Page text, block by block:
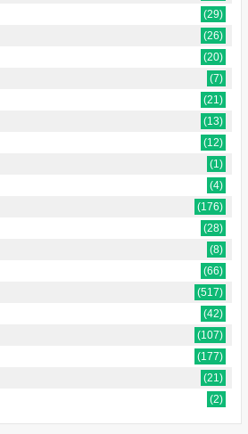
(29)
(26)
(20)
(7)
(21)
(13)
(12)
(1)
(4)
(176)
(28)
(8)
(66)
(517)
(42)
(107)
(177)
(21)
(2)